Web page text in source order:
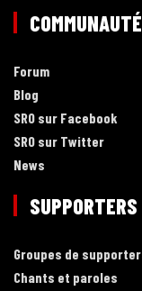
COMMUNAUTÉ
Forum
Blog
SRO sur Facebook
SRO sur Twitter
News
SUPPORTERS
Groupes de
Chants et paroles